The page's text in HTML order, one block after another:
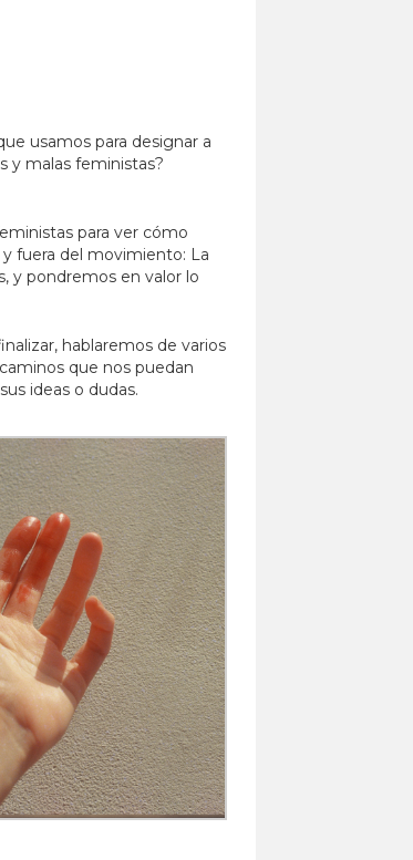
usamos para designar a
y malas feministas?
para ver cómo
fuera del movimiento: La
y pondremos en valor lo
hablaremos de varios
que nos puedan
ideas o dudas.